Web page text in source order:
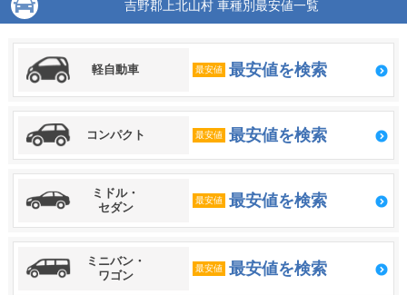
吉野郡上北山村 車種別最安値一覧
軽自動車 最安値 最安値を検索
コンパクト 最安値 最安値を検索
ミドル・
セダン
最安値 最安値を検索
ミニバン・
ワゴン
最安値 最安値を検索